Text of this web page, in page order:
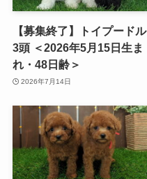
【募集終了】トイプードル
3頭 ＜2026年5月15日生ま
れ・48日齢＞
2026年7月14日